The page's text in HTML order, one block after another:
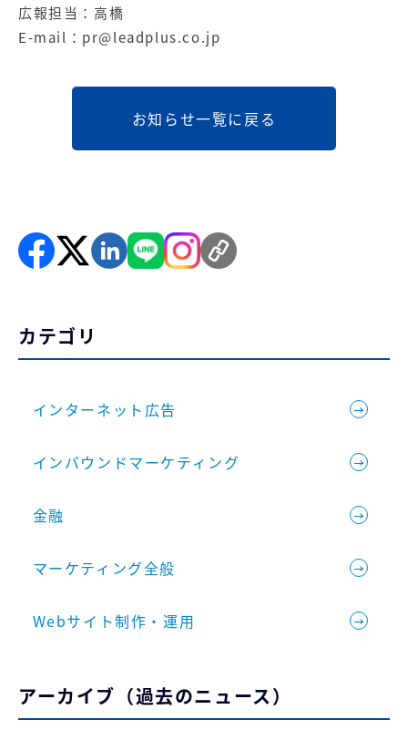
広報担当：高橋
E-mail： pr@leadplus.co.jp
お知らせ一覧に戻る
カテゴリ
インターネット広告
インバウンドマーケティング
金融
マーケティング全般
Webサイト制作・運用
アーカイブ（過去のニュース）